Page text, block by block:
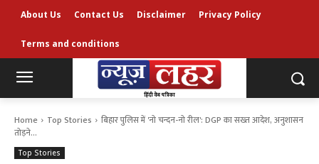
About Us Contact Us Disclaimer Privacy Policy
Terms and conditions
Home Top Stories
बिहार पुलिस में 'नो चन्दन-नो रील': DGP का सख्त आदेश, अनुशासन
तोड़ने...
Top Stories